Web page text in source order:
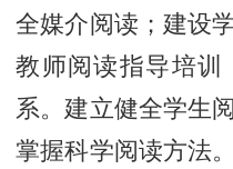
全媒介阅读；建设
教师阅读指导培训
系。建立健全学生
掌握科学阅读方法